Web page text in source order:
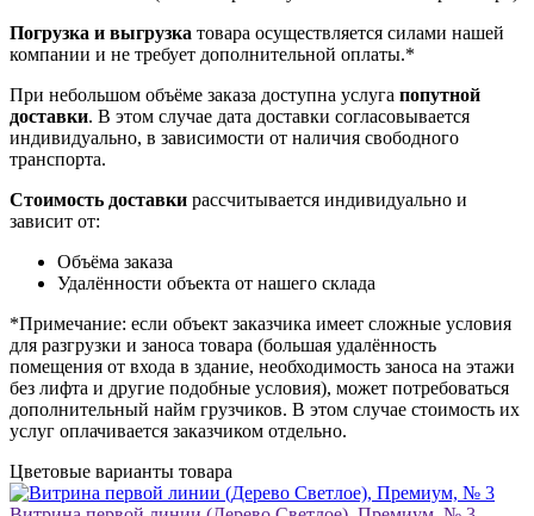
Погрузка и выгрузка товара осуществляется силами нашей
компании и не требует дополнительной оплаты.*
При небольшом объёме заказа доступна услуга попутной
доставки. В этом случае дата доставки согласовывается
индивидуально, в зависимости от наличия свободного
транспорта.
Стоимость доставки рассчитывается индивидуально и
зависит от:
Объёма заказа
Удалённости объекта от нашего склада
*Примечание: если объект заказчика имеет сложные условия
для разгрузки и заноса товара (большая удалённость
помещения от входа в здание, необходимость заноса на этажи
без лифта и другие подобные условия), может потребоваться
дополнительный найм грузчиков. В этом случае стоимость их
услуг оплачивается заказчиком отдельно.
Цветовые варианты товара